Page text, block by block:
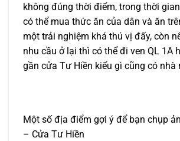
không đúng thời điểm, trong thời
có thể mua thức ăn của dân và ăn
một trải nghiệm khá thú vị đấy, còn
nhu cầu ở lại thì có thể đi ven QL 1A
gần cửa Tư Hiền kiểu gì cũng có nhà
Một số địa điểm gợi ý để bạn chụp
– Cửa Tư Hiền